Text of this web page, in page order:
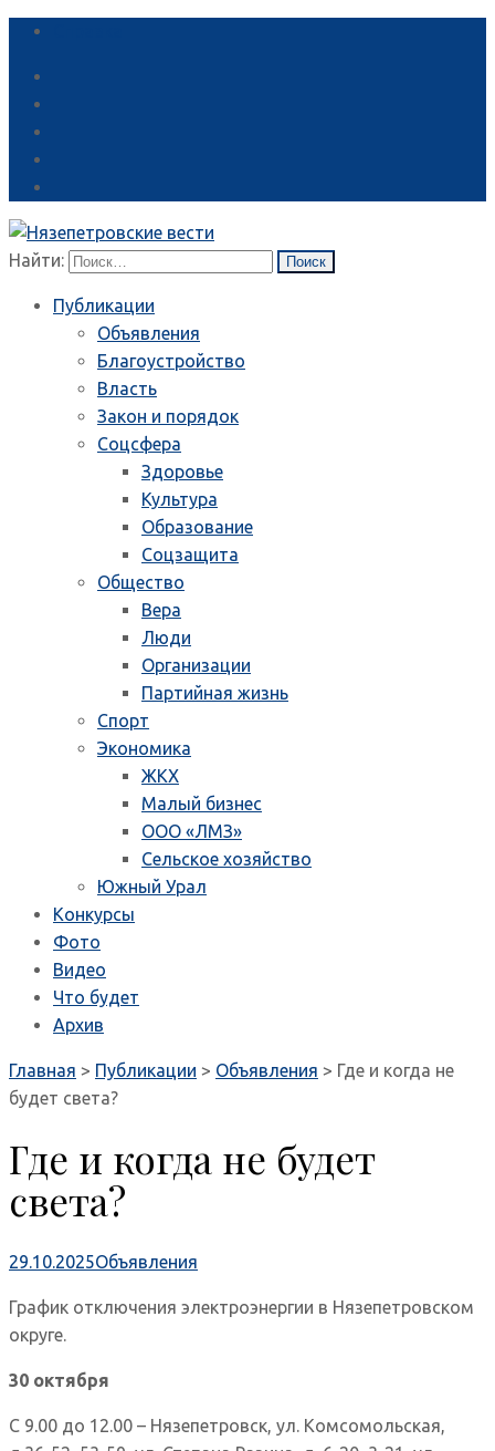
Найти:
Публикации
Объявления
Благоустройство
Власть
Закон и порядок
Соцсфера
Здоровье
Культура
Образование
Соцзащита
Общество
Вера
Люди
Организации
Партийная жизнь
Спорт
Экономика
ЖКХ
Малый бизнес
ООО «ЛМЗ»
Сельское хозяйство
Южный Урал
Конкурсы
Фото
Видео
Что будет
Архив
Главная > Публикации > Объявления > Где и когда не
будет света?
Где и когда не будет
света?
29.10.2025Объявления
График отключения электроэнергии в Нязепетровском
округе.
30 октября
С 9.00 до 12.00 – Нязепетровск, ул. Комсомольская,